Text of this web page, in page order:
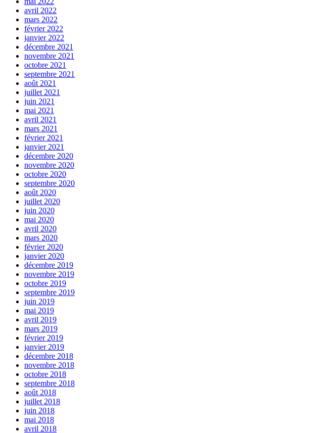
avril 2022
mars 2022
février 2022
janvier 2022
décembre 2021
novembre 2021
octobre 2021
septembre 2021
août 2021
juillet 2021
juin 2021
mai 2021
avril 2021
mars 2021
février 2021
janvier 2021
décembre 2020
novembre 2020
octobre 2020
septembre 2020
août 2020
juillet 2020
juin 2020
mai 2020
avril 2020
mars 2020
février 2020
janvier 2020
décembre 2019
novembre 2019
octobre 2019
septembre 2019
juin 2019
mai 2019
avril 2019
mars 2019
février 2019
janvier 2019
décembre 2018
novembre 2018
octobre 2018
septembre 2018
août 2018
juillet 2018
juin 2018
mai 2018
avril 2018